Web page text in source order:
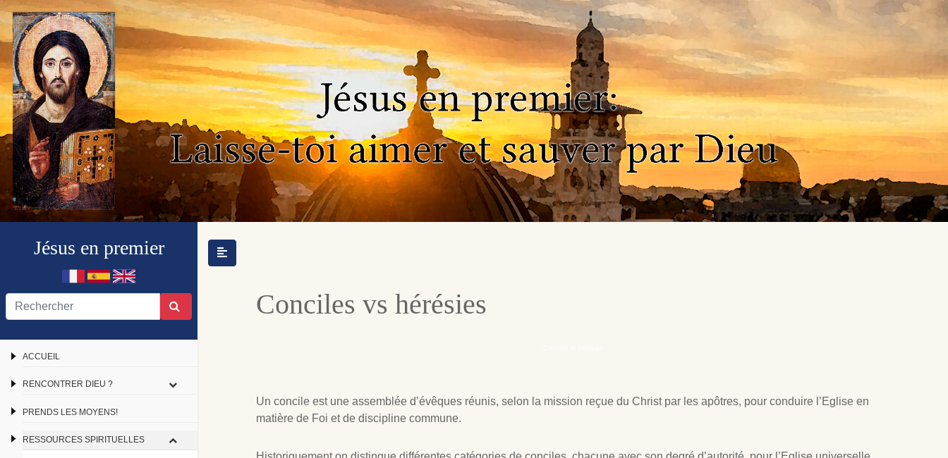
Jésus en premier
ACCUEIL
RENCONTRER DIEU ?
PRENDS LES MOYENS!
RESSOURCES SPIRITUELLES
Conciles vs hérésies
Un concile est une assemblée d’évêques réunis, selon la mission reçue du Christ par les apôtres, pour conduire l’Eglise en
matière de Foi et de discipline commune.